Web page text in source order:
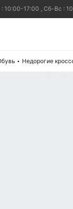
10:00-17:00 , Сб-Вс :
Недорогие